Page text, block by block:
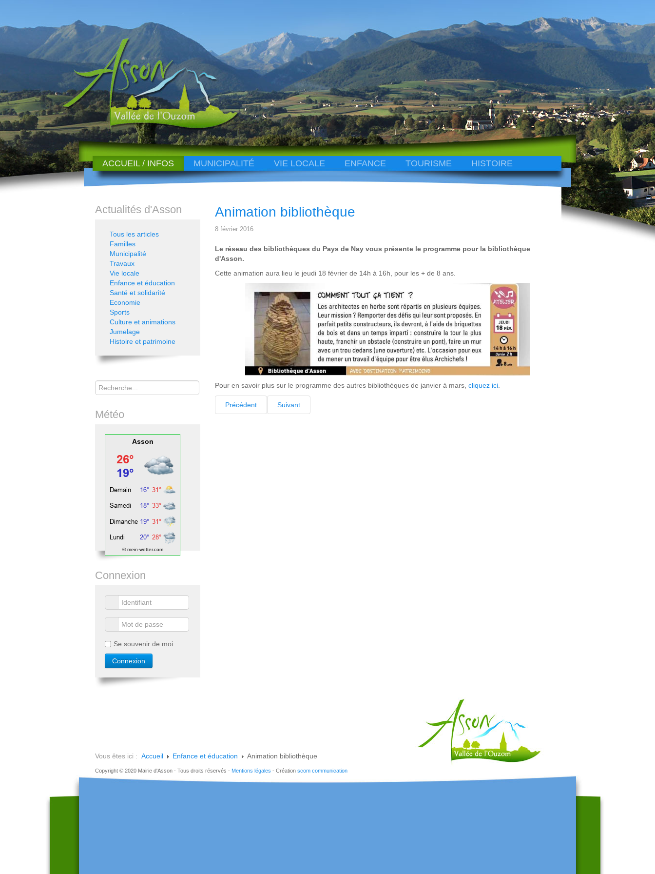
ACCUEIL / INFOS MUNICIPALITÉ VIE LOCALE ENFANCE TOURISME HISTOIRE
Animation bibliothèque
8 février 2016
Le réseau des bibliothèques du Pays de Nay vous présente le programme pour la bibliothèque
d'Asson.
Cette animation aura lieu le jeudi 18 février de 14h à 16h, pour les + de 8 ans.
Pour en savoir plus sur le programme des autres bibliothèques de janvier à mars, cliquez ici
Précédent Suivant
Actualités d'Asson
Tous les articles
Familles
Municipalité
Travaux
Vie locale
Enfance et éducation
Santé et solidarité
Economie
Sports
Culture et animations
Jumelage
Histoire et patrimoine
Rechercher
Météo
Asson
© mein-wetter.com
Connexion
Se souvenir de moi
Vous êtes ici : Accueil Enfance et éducation Animation bibliothèque
Copyright © 2020 Mairie d'Asson - Tous droits réservés - Mentions légales - Création scom communication